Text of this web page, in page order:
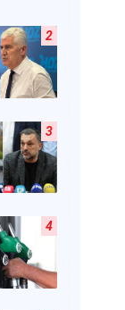
2
3
4